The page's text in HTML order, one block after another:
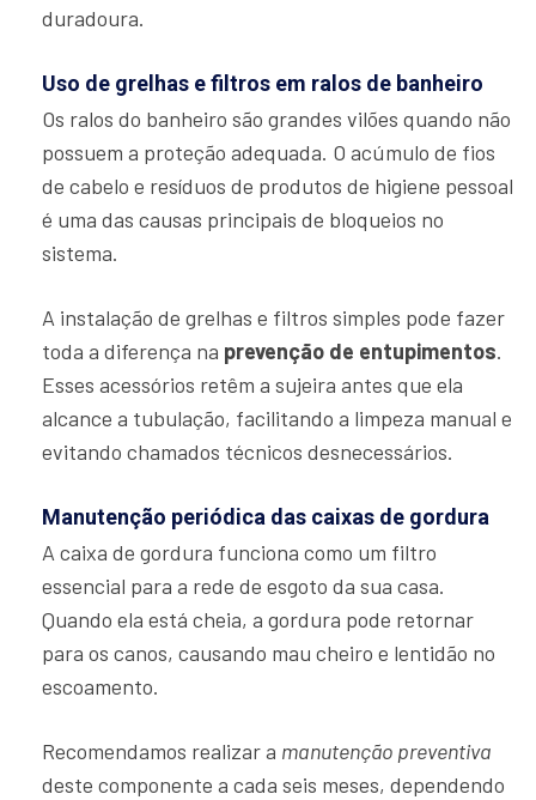
duradoura.
Uso de grelhas e filtros em ralos de banheiro
Os ralos do banheiro são grandes vilões quando não
possuem a proteção adequada. O acúmulo de fios
de cabelo e resíduos de produtos de higiene pessoal
é uma das causas principais de bloqueios no
sistema.
A instalação de grelhas e filtros simples pode fazer
toda a diferença na prevenção de entupimentos.
Esses acessórios retêm a sujeira antes que ela
alcance a tubulação, facilitando a limpeza manual e
evitando chamados técnicos desnecessários.
Manutenção periódica das caixas de gordura
A caixa de gordura funciona como um filtro
essencial para a rede de esgoto da sua casa.
Quando ela está cheia, a gordura pode retornar
para os canos, causando mau cheiro e lentidão no
escoamento.
Recomendamos realizar a manutenção preventiva
deste componente a cada seis meses, dependendo